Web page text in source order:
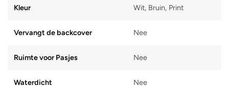
Kleur Wit, Bruin, Print
Vervangt de backcover Nee
Ruimte voor Pasjes Nee
Waterdicht Nee